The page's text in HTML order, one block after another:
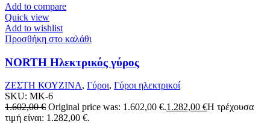
Add to compare
Quick view
Add to wishlist
Προσθήκη στο καλάθι
NORTH Ηλεκτρικός γύρος
ΖΕΣΤΗ ΚΟΥΖΙΝΑ, Γύροι, Γύροι ηλεκτρικοί
SKU: MK-6
1.602,00€ Original price was: 1.602,00 €.1.282,00 €Η τρέχουσα
τιμή είναι: 1.282,00 €.